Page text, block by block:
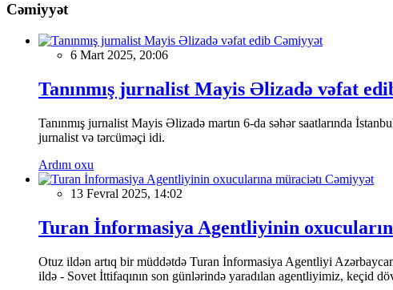
Cəmiyyət
Cəmiyyət
6 Mart 2025, 20:06
Tanınmış jurnalist Mayis Əlizadə vəfat
Tanınmış jurnalist Mayis Əlizadə martın 6-da səhər saatlarında
jurnalist və tərcüməçi idi.
Ardını oxu
Cəmiyyət
13 Fevral 2025, 14:02
Turan İnformasiya Agentliyinin
Otuz ildən artıq bir müddətdə Turan İnformasiya Agentliyi
ildə - Sovet İttifaqının son günlərində yaradılan agentliyimiz, keçid